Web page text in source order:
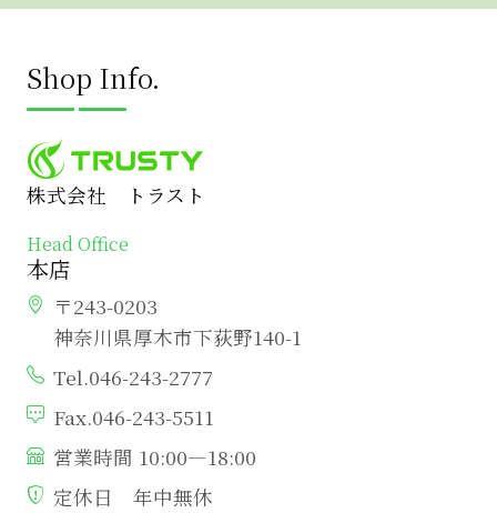
Shop Info.
株式会社 トラスト
Head Office
本店
〒243-0203
神奈川県厚木市下荻野140-1
Tel.046-243-2777
Fax.046-243-5511
営業時間 10:00―18:00
定休日 年中無休